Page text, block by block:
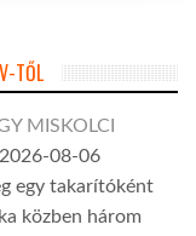
TŐL
MISKOLCI
2026-08-06
egy takarítóként
közben három